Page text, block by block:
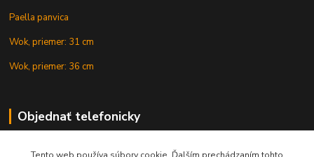
Paella panvica
Wok, priemer: 31 cm
Wok, priemer: 36 cm
Objednať telefonicky